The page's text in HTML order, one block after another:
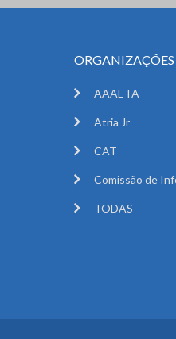
AAAETA
Atria Jr
CAT
Comissão de
TODAS